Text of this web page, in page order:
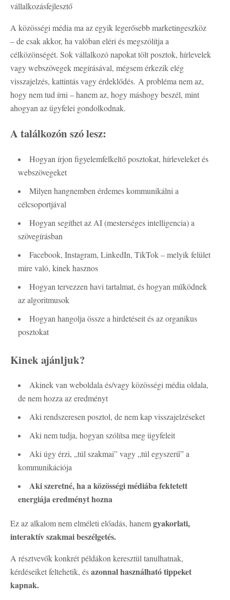
vállalkozásfejlesztő
A közösségi média ma az egyik legerősebb marketingeszköz
– de csak akkor, ha valóban eléri és megszólítja a
célközönségét. Sok vállalkozó napokat tölt posztok, hírlevelek
vagy webszövegek megírásával, mégsem érkezik elég
visszajelzés, kattintás vagy érdeklődés. A probléma nem az,
hogy nem tud írni – hanem az, hogy máshogy beszél, mint
ahogyan az ügyfelei gondolkodnak.
A találkozón szó lesz:
Hogyan írjon figyelemfelkeltő posztokat, hírleveleket és
webszövegeket
Milyen hangnemben érdemes kommunikálni a
célcsoportjával
Hogyan segíthet az AI (mesterséges intelligencia) a
szövegírásban
Facebook, Instagram, LinkedIn, TikTok – melyik felület
mire való, kinek hasznos
Hogyan tervezzen havi tartalmat, és hogyan működnek
az algoritmusok
Hogyan hangolja össze a hirdetéseit és az organikus
posztokat
Kinek ajánljuk?
Akinek van weboldala és/vagy közösségi média oldala,
de nem hozza az eredményt
Aki rendszeresen posztol, de nem kap visszajelzéseket
Aki nem tudja, hogyan szólítsa meg ügyfeleit
Aki úgy érzi, „túl szakmai” vagy „túl egyszerű” a
kommunikációja
Aki szeretné, ha a közösségi médiába fektetett
energiája eredményt hozna
Ez az alkalom nem elméleti előadás, hanemgyakorlati,
interaktív szakmai beszélgetés.
A résztvevők konkrét példákon keresztül tanulhatnak,
kérdéseiket feltehetik, ésazonnal használható tippeket
kapnak.